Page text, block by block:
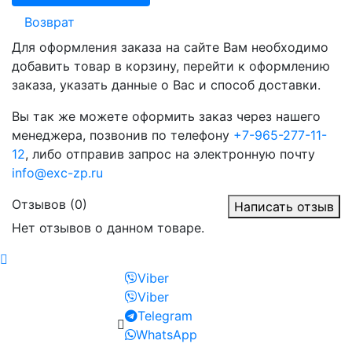
Возврат
Для оформления заказа на сайте Вам необходимо
добавить товар в корзину, перейти к оформлению
заказа, указать данные о Вас и способ доставки.
Вы так же можете оформить заказ через нашего
менеджера, позвонив по телефону +7-965-277-11-
12, либо отправив запрос на электронную почту
info@exc-zp.ru
Отзывов (0)
Написать отзыв
Нет отзывов о данном товаре.
Viber
Viber
Telegram
WhatsApp